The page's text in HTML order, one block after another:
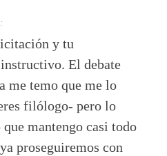
y tu
El debate
me temo que me lo
filólogo- pero lo
mantengo casi todo
proseguiremos con